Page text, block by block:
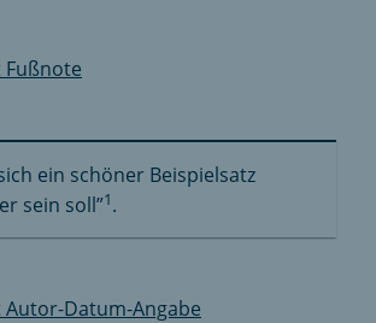
Fußnote
ein schöner Beispielsatz
sein soll”1.
Autor-Datum-Angabe